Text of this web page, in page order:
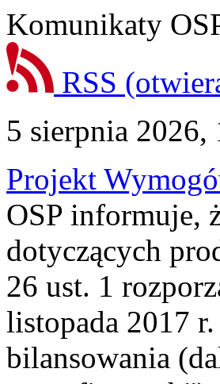
Komunikaty
RSS
5 sierpnia 2026,
Projekt
OSP informuje,
dotyczących
26 ust. 1
listopada 2017
bilansowania